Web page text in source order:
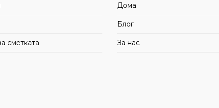
сметката
Дома
Блог
За нас